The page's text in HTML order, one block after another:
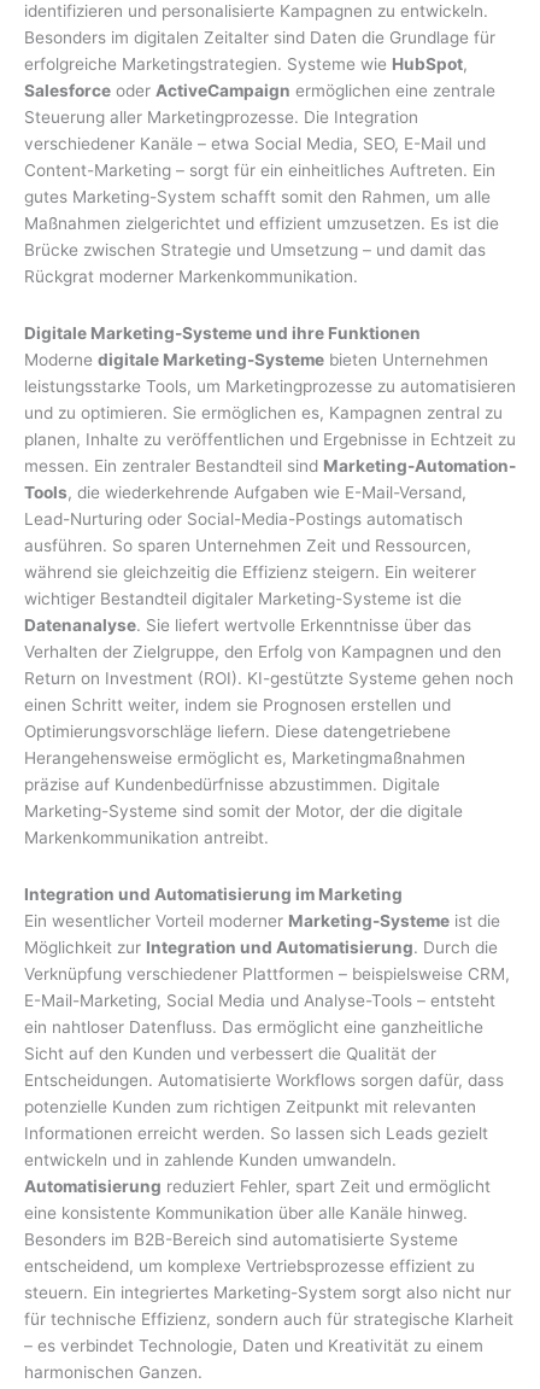
identifizieren und personalisierte Kampagnen zu entwickeln.
Besonders im digitalen Zeitalter sind Daten die Grundlage für
erfolgreiche Marketingstrategien. Systeme wie HubSpot,
Salesforce oder ActiveCampaign ermöglichen eine zentrale
Steuerung aller Marketingprozesse. Die Integration
verschiedener Kanäle – etwa Social Media, SEO, E-Mail und
Content-Marketing – sorgt für ein einheitliches Auftreten. Ein
gutes Marketing-System schafft somit den Rahmen, um alle
Maßnahmen zielgerichtet und effizient umzusetzen. Es ist die
Brücke zwischen Strategie und Umsetzung – und damit das
Rückgrat moderner Markenkommunikation.
Digitale Marketing-Systeme und ihre Funktionen
Moderne digitale Marketing-Systeme bieten Unternehmen
leistungsstarke Tools, um Marketingprozesse zu automatisieren
und zu optimieren. Sie ermöglichen es, Kampagnen zentral zu
planen, Inhalte zu veröffentlichen und Ergebnisse in Echtzeit zu
messen. Ein zentraler Bestandteil sind Marketing-Automation-
Tools, die wiederkehrende Aufgaben wie E-Mail-Versand,
Lead-Nurturing oder Social-Media-Postings automatisch
ausführen. So sparen Unternehmen Zeit und Ressourcen,
während sie gleichzeitig die Effizienz steigern. Ein weiterer
wichtiger Bestandteil digitaler Marketing-Systeme ist die
Datenanalyse. Sie liefert wertvolle Erkenntnisse über das
Verhalten der Zielgruppe, den Erfolg von Kampagnen und den
Return on Investment (ROI). KI-gestützte Systeme gehen noch
einen Schritt weiter, indem sie Prognosen erstellen und
Optimierungsvorschläge liefern. Diese datengetriebene
Herangehensweise ermöglicht es, Marketingmaßnahmen
präzise auf Kundenbedürfnisse abzustimmen. Digitale
Marketing-Systeme sind somit der Motor, der die digitale
Markenkommunikation antreibt.
Integration und Automatisierung im Marketing
Ein wesentlicher Vorteil moderner Marketing-Systeme ist die
Möglichkeit zur Integration und Automatisierung. Durch die
Verknüpfung verschiedener Plattformen – beispielsweise CRM,
E-Mail-Marketing, Social Media und Analyse-Tools – entsteht
ein nahtloser Datenfluss. Das ermöglicht eine ganzheitliche
Sicht auf den Kunden und verbessert die Qualität der
Entscheidungen. Automatisierte Workflows sorgen dafür, dass
potenzielle Kunden zum richtigen Zeitpunkt mit relevanten
Informationen erreicht werden. So lassen sich Leads gezielt
entwickeln und in zahlende Kunden umwandeln.
Automatisierung reduziert Fehler, spart Zeit und ermöglicht
eine konsistente Kommunikation über alle Kanäle hinweg.
Besonders im B2B-Bereich sind automatisierte Systeme
entscheidend, um komplexe Vertriebsprozesse effizient zu
steuern. Ein integriertes Marketing-System sorgt also nicht nur
für technische Effizienz, sondern auch für strategische Klarheit
– es verbindet Technologie, Daten und Kreativität zu einem
harmonischen Ganzen.